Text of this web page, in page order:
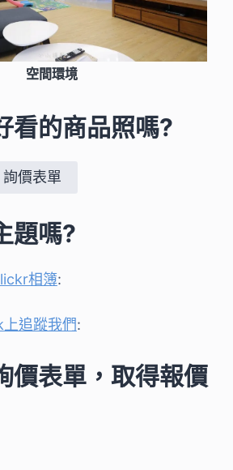
空間環境
看的商品照嗎?
詢價表單
題嗎?
相簿:
追蹤我們:
價表單，取得報價